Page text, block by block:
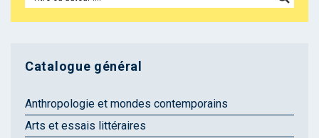
Catalogue général
Anthropologie et mondes contemporains
Arts et essais littéraires